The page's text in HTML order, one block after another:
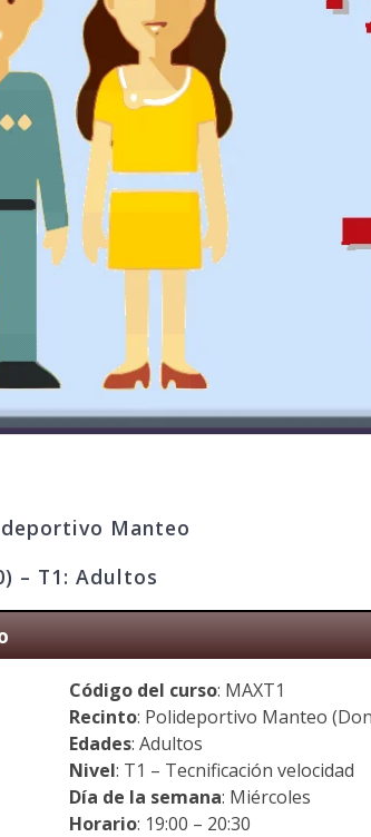
Manteo
– T1: Adultos
Código del curso: MAXT1
Recinto: Polideportivo Manteo
Edades: Adultos
Nivel: T1 – Tecnificación velocidad
Día de la semana: Miércoles
Horario: 19:00 – 20:30